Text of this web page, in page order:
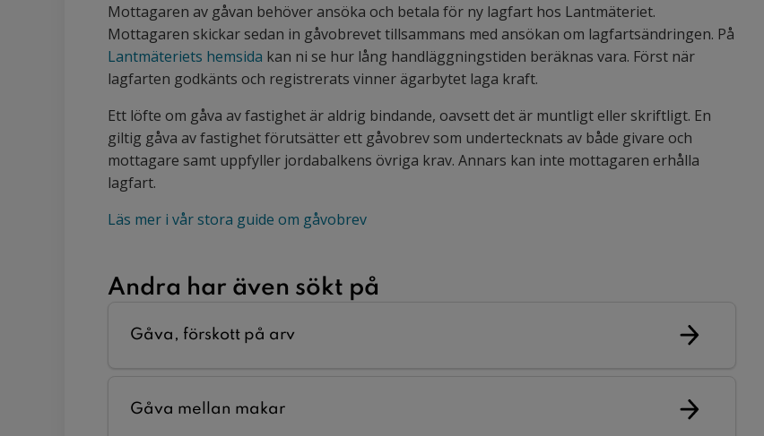
Mottagaren av gåvan behöver ansöka och betala för ny lagfart hos Lantmäteriet.
Mottagaren skickar sedan in gåvobrevet tillsammans med ansökan om lagfartsändringen. På
Lantmäteriets hemsida kan ni se hur lång handläggningstiden beräknas vara. Först när
lagfarten godkänts och registrerats vinner ägarbytet laga kraft.
Ett löfte om gåva av fastighet är aldrig bindande, oavsett det är muntligt eller skriftligt. En
giltig gåva av fastighet förutsätter ett gåvobrev som undertecknats av både givare och
mottagare samt uppfyller jordabalkens övriga krav. Annars kan inte mottagaren erhålla
lagfart.
Läs mer i vår stora guide om gåvobrev
Andra har även sökt på
Gåva, förskott på arv
Gåva mellan makar